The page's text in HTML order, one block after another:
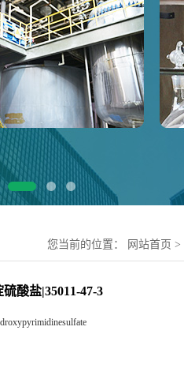
您当前的位置： 网站首页 >
酸盐|35011-47-3